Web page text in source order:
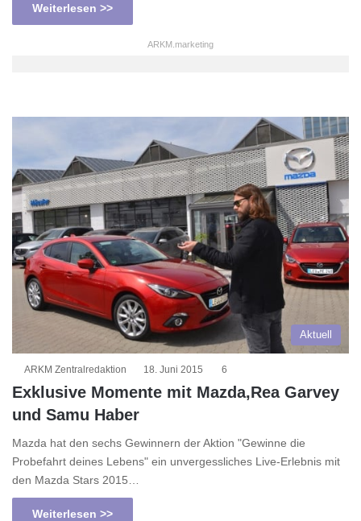
Weiterlesen >>
ARKM.marketing
Aktuell
ARKM Zentralredaktion 18. Juni 2015 6
Exklusive Momente mit Mazda,Rea Garvey
und Samu Haber
Mazda hat den sechs Gewinnern der Aktion "Gewinne die
Probefahrt deines Lebens" ein unvergessliches Live-Erlebnis mit
den Mazda Stars 2015…
Weiterlesen >>